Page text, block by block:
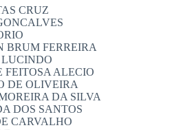
CRUZ
BRUM FERREIRA
FEITOSA ALECIO
DE OLIVEIRA
DA SILVA
DOS SANTOS
CARVALHO